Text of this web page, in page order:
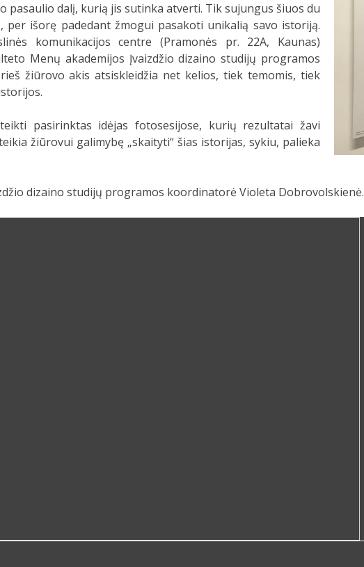
pasaulio dalį, kurią jis sutinka atverti. Tik sujungus šiuos du
per išorę padedant žmogui pasakoti unikalią savo istoriją.
komunikacijos centre (Pramonės pr. 22A, Kaunas)
Menų akademijos Įvaizdžio dizaino studijų programos
žiūrovo akis atsiskleidžia net kelios, tiek temomis, tiek
pasirinktas idėjas fotosesijose, kurių rezultatai žavi
žiūrovui galimybę „skaityti“ šias istorijas, sykiu, palieka
dizaino studijų programos koordinatorė Violeta Dobrovolskienė.